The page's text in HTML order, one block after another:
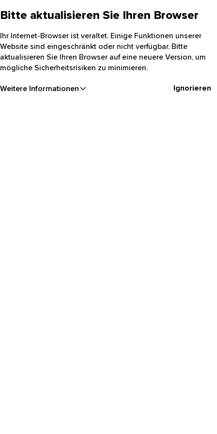
Bitte aktualisieren Sie Ihren Browser
Ihr Internet-Browser ist veraltet. Einige Funktionen unserer
Website sind eingeschränkt oder nicht verfügbar. Bitte
aktualisieren Sie Ihren Browser auf eine neuere Version, um
mögliche Sicherheitsrisiken zu minimieren.
Weitere Informationen Ignorieren